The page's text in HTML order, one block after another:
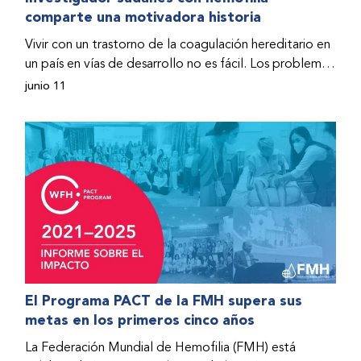
hospitalizado y terminó con daños graves en ambas
donado a través del Programa de Ayuda Humanitaria
de la Federación Mundial de Hemofilia (FMH) cuando
Fendi encontró la esperanza de una vida mejor.
comparte una motivadora historia
Vivir con un trastorno de la coagulación hereditario en
un país en vías de desarrollo no es fácil. Los problemas
se multiplican drásticamente cuando el país también
Hashim, hombre sudanés con hemofilia B, la vida no
representaba más que retos cotidianos hasta que la
asistencia proporcionada por la Federación Mundial
de Hemofilia (FMH) y su Programa de Ayuda
Humanitaria salvo su vida.
junio 11
El Programa PACT de la FMH supera sus
metas en los primeros cinco años
La Federación Mundial de Hemofilia (FMH) está